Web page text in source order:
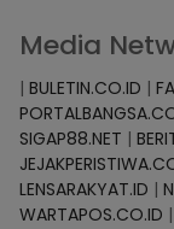
Media
| BULETIN.CO.ID |
SIGAP88.NET |
LENSARAKYAT.ID |
WARTAPOS.CO.ID |